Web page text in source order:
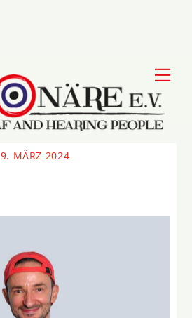
9. MÄRZ 2024